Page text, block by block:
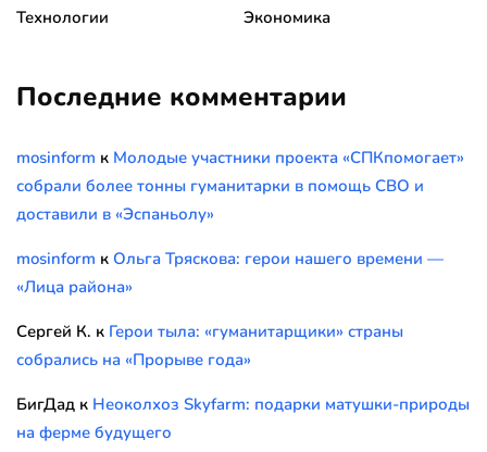
Технологии
Экономика
Последние комментарии
mosinform к Молодые участники проекта «СПКпомогает»
собрали более тонны гуманитарки в помощь СВО и
доставили в «Эспаньолу»
mosinform к Ольга Тряскова: герои нашего времени —
«Лица района»
Сергей К. к Герои тыла: «гуманитарщики» страны
собрались на «Прорыве года»
БигДад к Неоколхоз Skyfarm: подарки матушки-природы
на ферме будущего